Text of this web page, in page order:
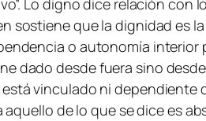
Lo digno dice relación con
sostiene que la dignidad es
o autonomía
dado desde fuera sino
vinculado ni dependiente
de lo que se dice es